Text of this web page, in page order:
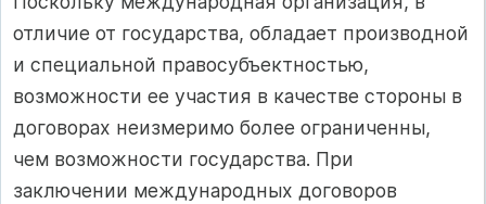
отличие от государства, обладает производной
и специальной правосубъектностью,
возможности ее участия в качестве стороны в
договорах неизмеримо более ограниченны,
чем возможности государства. При
заключении международных договоров